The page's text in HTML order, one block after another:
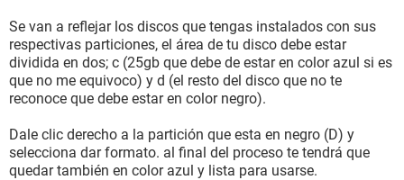
Se van a reflejar los discos que tengas instalados con sus
respectivas particiones, el área de tu disco debe estar
dividida en dos; c (25gb que debe de estar en color azul si es
que no me equivoco) y d (el resto del disco que no te
reconoce que debe estar en color negro).
Dale clic derecho a la partición que esta en negro (D) y
selecciona dar formato. al final del proceso te tendrá que
quedar también en color azul y lista para usarse.